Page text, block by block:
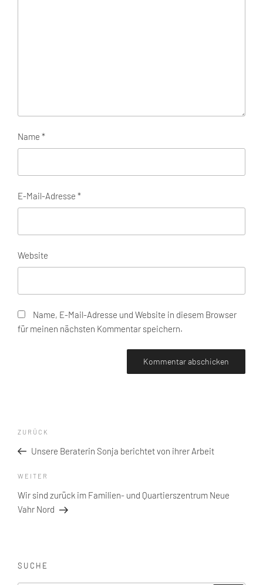
Name *
E-Mail-Adresse *
Website
Name, E-Mail-Adresse und Website in diesem Browser
für meinen nächsten Kommentar speichern.
Beitragsnavigation
Vorheriger
Beitrag
ZURÜCK
Unsere Beraterin Sonja berichtet von ihrer Arbeit
Nächster
Beitrag
WEITER
Wir sind zurück im Familien- und Quartierszentrum Neue
Vahr Nord
SUCHE